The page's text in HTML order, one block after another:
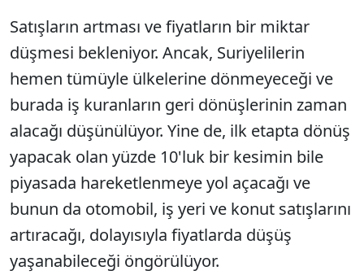
Satışların artması ve fiyatların bir miktar
düşmesi bekleniyor. Ancak, Suriyelilerin
hemen tümüyle ülkelerine dönmeyeceği ve
burada iş kuranların geri dönüşlerinin zaman
alacağı düşünülüyor. Yine de, ilk etapta dönüş
yapacak olan yüzde 10'luk bir kesimin bile
piyasada hareketlenmeye yol açacağı ve
bunun da otomobil, iş yeri ve konut satışlarını
artıracağı, dolayısıyla fiyatlarda düşüş
yaşanabileceği öngörülüyor.